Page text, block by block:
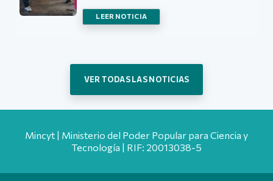
LEER NOTICIA
VER TODAS LAS NOTICIAS
Mincyt | Ministerio del Poder Popular para Ciencia y
Tecnología | RIF: 20013038-5